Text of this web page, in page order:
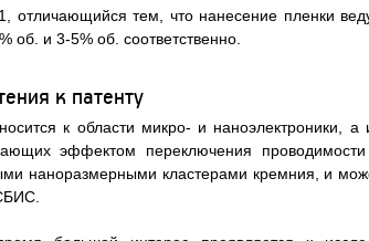
отличающийся тем, что нанесение пленки
об. и 3-5% об. соответственно.
к патенту
к области микро- и наноэлектроники, а
эффектом переключения
наноразмерными кластерами кремния, и